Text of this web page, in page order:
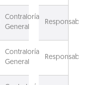
Contraloría
General
Responsable
Contraloría
General
Responsable